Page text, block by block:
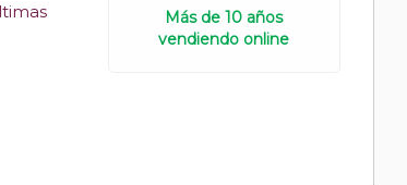
Más de 10 años
vendiendo online